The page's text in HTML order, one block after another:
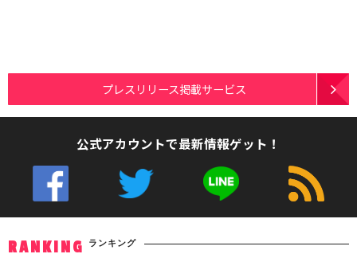
プレスリリース掲載サービス
公式アカウントで最新情報ゲット！
RANKING ランキング